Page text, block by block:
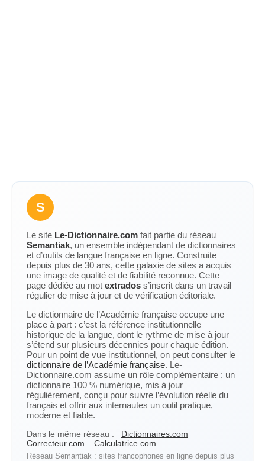
S
Le site Le-Dictionnaire.com fait partie du réseau
Semantiak, un ensemble indépendant de dictionnaires
et d’outils de langue française en ligne. Construite
depuis plus de 30 ans, cette galaxie de sites a acquis
une image de qualité et de fiabilité reconnue. Cette
page dédiée au mot extrados s’inscrit dans un travail
régulier de mise à jour et de vérification éditoriale.
Le dictionnaire de l’Académie française occupe une
place à part : c’est la référence institutionnelle
historique de la langue, dont le rythme de mise à jour
s’étend sur plusieurs décennies pour chaque édition.
Pour un point de vue institutionnel, on peut consulter le
dictionnaire de l’Académie française. Le-
Dictionnaire.com assume un rôle complémentaire : un
dictionnaire 100 % numérique, mis à jour
régulièrement, conçu pour suivre l’évolution réelle du
français et offrir aux internautes un outil pratique,
moderne et fiable.
Dans le même réseau :
Dictionnaires.com
Correcteur.com
Calculatrice.com
Réseau Semantiak : sites francophones en ligne depuis plus